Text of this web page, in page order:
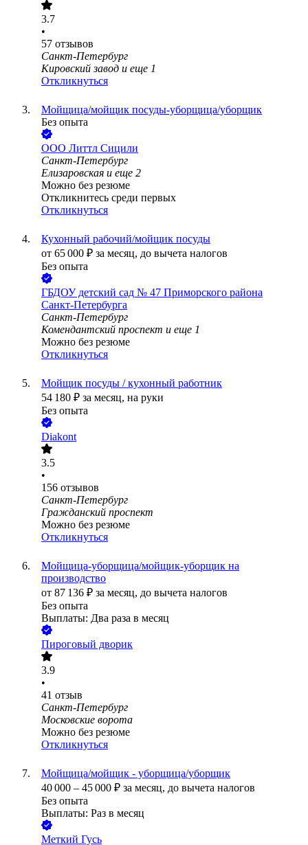
3.7
•
57 отзывов
Санкт-Петербург
Кировский завод и еще 1
Откликнуться
Мойщица/мойщик посуды-уборщица/уборщик
Без опыта
ООО Литтл Сицили
Санкт-Петербург
Елизаровская и еще 2
Можно без резюме
Откликнитесь среди первых
Откликнуться
Кухонный рабочий/мойщик посуды
от 65 000 ₽ за месяц, до вычета налогов
Без опыта
ГБДОУ детский сад № 47 Приморского района
Санкт-Петербурга
Санкт-Петербург
Комендантский проспект и еще 1
Можно без резюме
Откликнуться
Мойщик посуды / кухонный работник
54 180 ₽ за месяц, на руки
Без опыта
Diakont
3.5
•
156 отзывов
Санкт-Петербург
Гражданский проспект
Можно без резюме
Откликнуться
Мойщица-уборщица/мойщик-уборщик на
производство
от 87 136 ₽ за месяц, до вычета налогов
Без опыта
Выплаты: Два раза в месяц
Пироговый дворик
3.9
•
41 отзыв
Санкт-Петербург
Московские ворота
Можно без резюме
Откликнуться
Мойщица/мойщик - уборщица/уборщик
40 000 – 45 000 ₽ за месяц, до вычета налогов
Без опыта
Выплаты: Раз в месяц
Меткий Гусь